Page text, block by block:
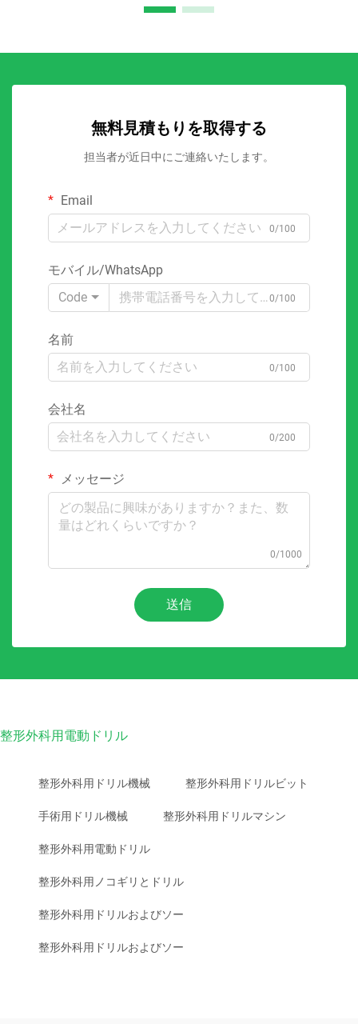
無料見積もりを取得する
担当者が近日中にご連絡いたします。
Email
0/100
モバイル/WhatsApp
Code
0/100
名前
0/100
会社名
0/200
メッセージ
0/1000
送信
整形外科用電動ドリル
整形外科用ドリル機械 整形外科用ドリルビット
手術用ドリル機械 整形外科用ドリルマシン
整形外科用電動ドリル
整形外科用ノコギリとドリル
整形外科用ドリルおよびソー
整形外科用ドリルおよびソー